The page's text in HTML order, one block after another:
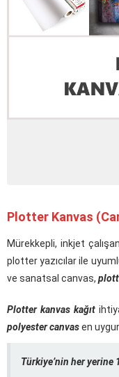
Plotter Kanvas
Mürekkepli, inkjet
plotter yazıcılar ile
ve sanatsal canvas,
Plotter kanvas kağıt
polyester canvasen
Türkiye’nin her yerine